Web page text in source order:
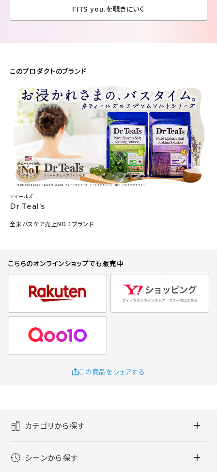
FITS you.を覗きにいく
このプロダクトのブランド
ティールズ
Dr Teal's
全米バスケア売上NO.1ブランド
こちらのオンラインショップでも販売中
この商品をシェアする
カテゴリから探す
シーンから探す